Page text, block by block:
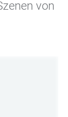
von